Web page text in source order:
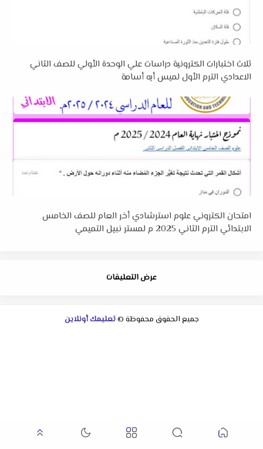
ثلاث اختبارات الكترونية دراسات علي الوحدة الأولي للصف الثاني
الاعدادي الترم الأول لميس أيه أسامة
امتحان الكتروني علوم استرشادي أخر العام للصف الخامس
الابتدائي الترم الثاني 2025 م لمستر نبيل التميمي
عرض التعليقات
جميع الحقوق محفوظة ©تعليمك أونلاين